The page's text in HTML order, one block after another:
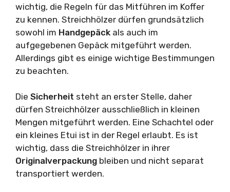
wichtig, die Regeln für das Mitführen im Koffer
zu kennen. Streichhölzer dürfen grundsätzlich
sowohl im Handgepäck als auch im
aufgegebenen Gepäck mitgeführt werden.
Allerdings gibt es einige wichtige Bestimmungen
zu beachten.
Die Sicherheit steht an erster Stelle, daher
dürfen Streichhölzer ausschließlich in kleinen
Mengen mitgeführt werden. Eine Schachtel oder
ein kleines Etui ist in der Regel erlaubt. Es ist
wichtig, dass die Streichhölzer in ihrer
Originalverpackung bleiben und nicht separat
transportiert werden.